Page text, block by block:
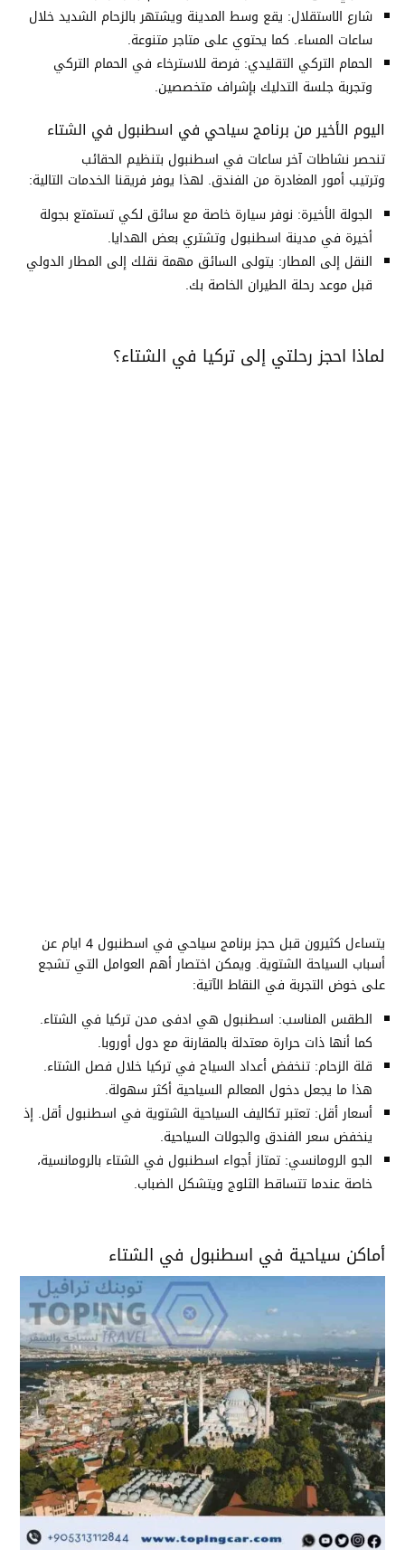
شارع الاستقلال: يقع وسط المدينة ويشتهر بالزحام الشديد خلال
ساعات المساء. كما يحتوي على متاجر متنوعة.
الحمام التركي التقليدي: فرصة للاسترخاء في الحمام التركي
وتجربة جلسة التدليك بإشراف متخصصين.
اليوم الأخير من برنامج سياحي في اسطنبول في الشتاء
تنحصر نشاطات آخر ساعات في اسطنبول بتنظيم الحقائب
وترتيب أمور المغادرة من الفندق. لهذا يوفر فريقنا الخدمات التالية:
الجولة الأخيرة: نوفر سيارة خاصة مع سائق لكي تستمتع بجولة
أخيرة في مدينة اسطنبول وتشتري بعض الهدايا.
النقل إلى المطار: يتولى السائق مهمة نقلك إلى المطار الدولي
قبل موعد رحلة الطيران الخاصة بك.
لماذا احجز رحلتي إلى تركيا في الشتاء؟
يتساءل كثيرون قبل حجز برنامج سياحي في اسطنبول 4 ايام عن
أسباب السياحة الشتوية. ويمكن اختصار أهم العوامل التي تشجع
على خوض التجربة في النقاط الآتية:
الطقس المناسب: اسطنبول هي ادفى مدن تركيا في الشتاء.
كما أنها ذات حرارة معتدلة بالمقارنة مع دول أوروبا.
قلة الزحام: تنخفض أعداد السياح في تركيا خلال فصل الشتاء.
هذا ما يجعل دخول المعالم السياحية أكثر سهولة.
أسعار أقل: تعتبر تكاليف السياحية الشتوية في اسطنبول أقل. إذ
ينخفض سعر الفندق والجولات السياحية.
الجو الرومانسي: تمتاز أجواء اسطنبول في الشتاء بالرومانسية،
خاصة عندما تتساقط الثلوج ويتشكل الضباب.
أماكن سياحية في اسطنبول في الشتاء